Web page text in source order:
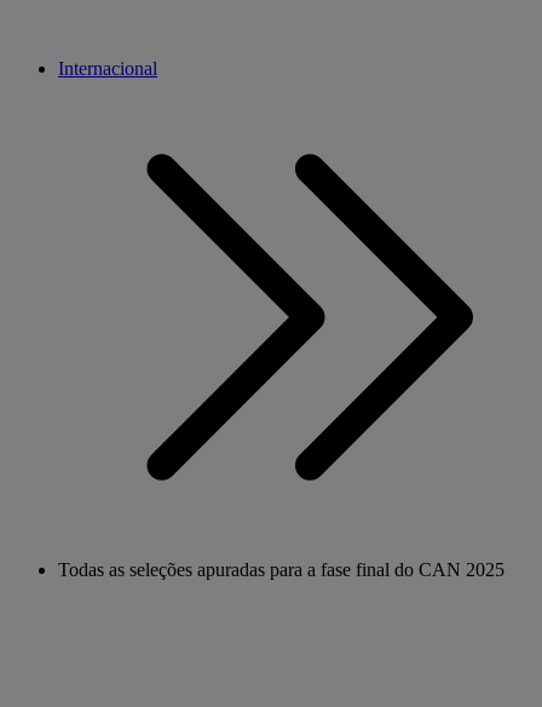
Internacional
Todas as seleções apuradas para a fase final do CAN 2025